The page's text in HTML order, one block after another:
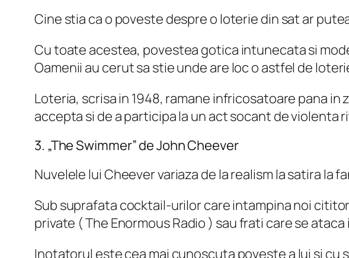
Cine stia ca o poveste despre o loterie din sat ar
Cu toate acestea, povestea gotica intunecata si
Oamenii au cerut sa stie unde are loc o astfel de
Loteria, scrisa in 1948, ramane infricosatoare pana
accepta si de a participa la un act socant de violenta
3. „The Swimmer” de John Cheever
Nuvelele lui Cheever variaza de la realism la satira la
Sub suprafata cocktail-urilor care intampina noi
private (The Enormous Radio ) sau frati care se
Inotatorul este cea mai cunoscuta poveste a lui si cu